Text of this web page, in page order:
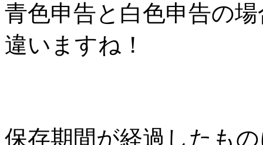
青色申告と白色申告の
違いますね！
保存期間が経過したも